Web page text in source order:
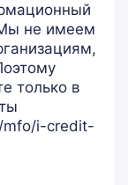
не имеем
только в
mfo/i-credit-